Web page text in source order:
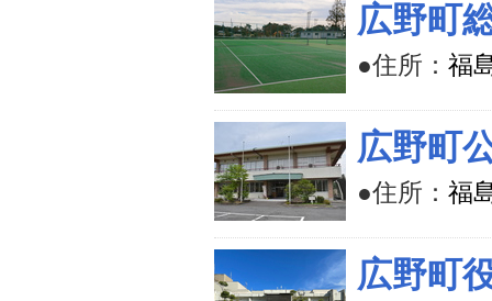
広野町
●住所： 福
広野町
●住所： 福
広野町